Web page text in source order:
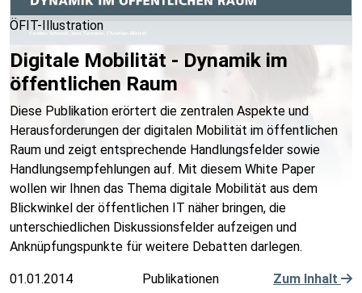
ÖFIT-Illustration
Digitale Mobilität - Dynamik im
öffentlichen Raum
Diese Publikation erörtert die zentralen Aspekte und
Herausforderungen der digitalen Mobilität im öffentlichen
Raum und zeigt entsprechende Handlungsfelder sowie
Handlungsempfehlungen auf. Mit diesem White Paper
wollen wir Ihnen das Thema digitale Mobilität aus dem
Blickwinkel der öffentlichen IT näher bringen, die
unterschiedlichen Diskussionsfelder aufzeigen und
Anknüpfungspunkte für weitere Debatten darlegen.
01.01.2014 Publikationen Zum Inhalt